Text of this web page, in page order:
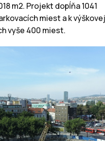
m2. Projekt dopĺňa 1041
miest a k
vyše 400 miest.